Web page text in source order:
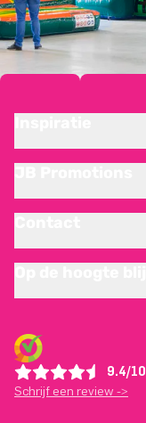
9.4/10
Schrijf een review ->